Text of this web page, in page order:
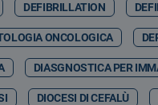
DEFIBRILLATION
ONCOLOGICA
DIASGNOSTICA PER
DIOCESI DI CEFALÙ